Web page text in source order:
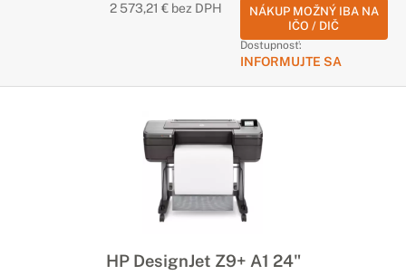
2 573,21 € bez DPH
NÁKUP MOŽNÝ IBA NA
IČO / DIČ
Dostupnosť:
INFORMUJTE SA
HP DesignJet Z9+ A1 24"